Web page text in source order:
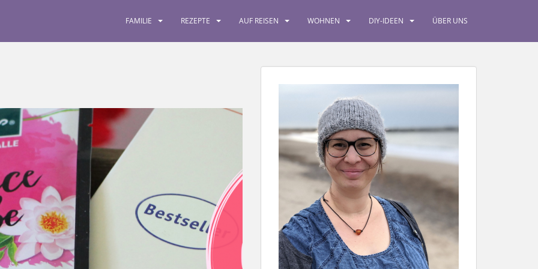
FAMILIE REZEPTE AUF REISEN WOHNEN DIY-IDEEN ÜBER UNS